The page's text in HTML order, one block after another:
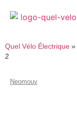
Quel Vélo Électrique »
2
Neomouv